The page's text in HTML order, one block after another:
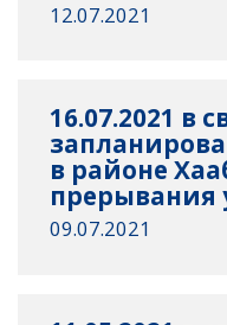
12.07.2021
16.07.2021 в
в районе
прерывания
09.07.2021